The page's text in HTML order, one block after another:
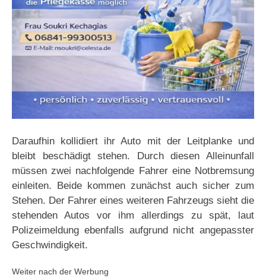
Daraufhin kollidiert ihr Auto mit der Leitplanke und
bleibt beschädigt stehen. Durch diesen Alleinunfall
müssen zwei nachfolgende Fahrer eine Notbremsung
einleiten. Beide kommen zunächst auch sicher zum
Stehen. Der Fahrer eines weiteren Fahrzeugs sieht die
stehenden Autos vor ihm allerdings zu spät, laut
Polizeimeldung ebenfalls aufgrund nicht angepasster
Geschwindigkeit.
Weiter nach der Werbung